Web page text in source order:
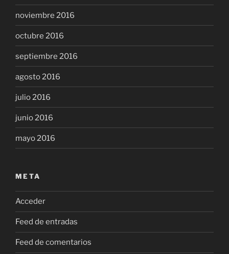
noviembre 2016
octubre 2016
septiembre 2016
agosto 2016
julio 2016
junio 2016
mayo 2016
META
Acceder
Feed de entradas
Feed de comentarios